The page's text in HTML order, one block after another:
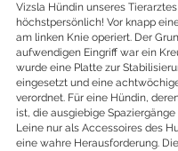
Vizsla Hündin unseres Tierarztes
höchstpersönlich! Vor knapp
am linken Knie operiert. Der
aufwendigen Eingriff war ein
wurde eine Platte zur
eingesetzt und eine
verordnet. Für eine Hündin,
ist, die ausgiebige
Leine nur als Accessoires des
eine wahre Herausforderung.